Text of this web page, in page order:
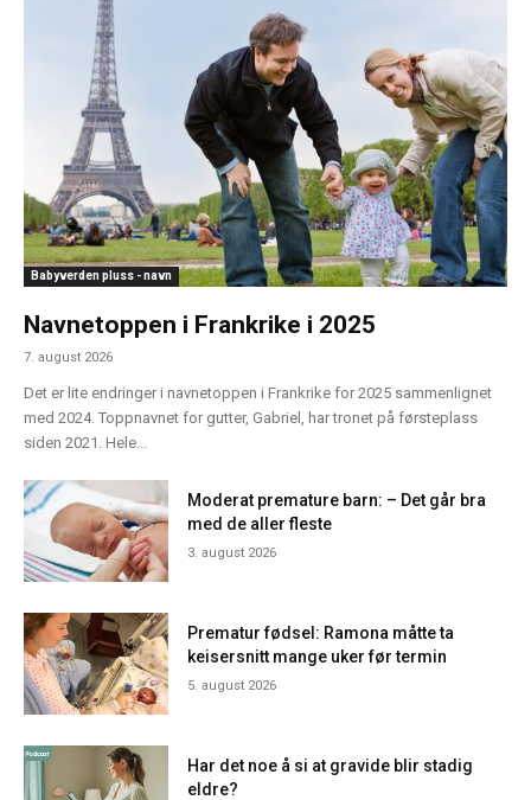
Babyverden pluss - navn
Navnetoppen i Frankrike i 2025
7. august 2026
Det er lite endringer i navnetoppen i Frankrike for 2025 sammenlignet
med 2024. Toppnavnet for gutter, Gabriel, har tronet på førsteplass
siden 2021. Hele...
Moderat premature barn: – Det går bra
med de aller fleste
3. august 2026
Prematur fødsel: Ramona måtte ta
keisersnitt mange uker før termin
5. august 2026
Har det noe å si at gravide blir stadig
eldre?